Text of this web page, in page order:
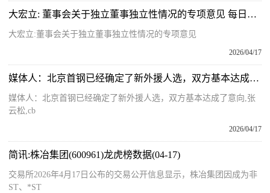
大宏立: 董事会关于独立董事独立性情况的专项意见 每日信息
大宏立:董事会关于独立董事独立性情况的专项意见
2026/04/17
媒体人：北京首钢已经确定了新外援人选，双方基本达成了意向
媒体人：北京首钢已经确定了新外援人选，双方基本达成了意向,张
云松,cb
2026/04/17
简讯:株冶集团(600961)龙虎榜数据(04-17)
交易所2026年4月17日公布的交易公开信息显示，株冶集团因成为非
ST、*ST